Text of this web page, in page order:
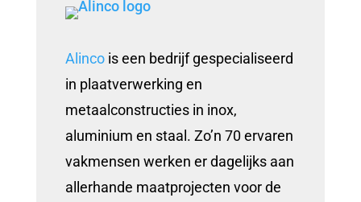
Alincois een bedrijf gespecialiseerd
in plaatverwerking en
metaalconstructies in inox,
aluminium en staal. Zo’n 70 ervaren
vakmensen werken er dagelijks aan
allerhande maatprojecten voor de